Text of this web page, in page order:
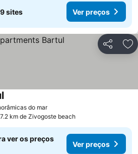
9 sites Ver preços
Partilhar
do mar
km de Zivogoste beach
ver os preços
Ver preços